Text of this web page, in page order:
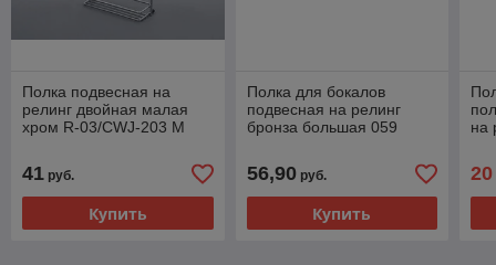
Полка подвесная на
релинг двойная малая
хром R-03/CWJ-203 M
41 руб.
Купить
Полка для бокалов
подвесная на релинг
бронза большая 059
56,90руб.
Купить
на
20